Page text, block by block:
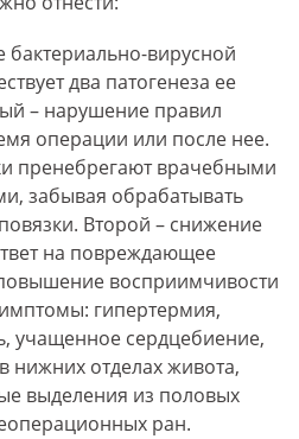
вирусной
два патогенеза ее
– нарушение правил
операции или после нее.
пренебрегают врачебными
забывая обрабатывать
Второй – снижение
на повреждающее
восприимчивости
гипертермия,
учащенное сердцебиение,
нижних отделах живота,
выделения из половых
ран.